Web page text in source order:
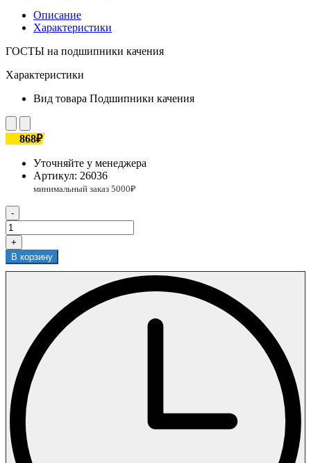
Описание
Характеристики
ГОСТЫ на подшипники качения
Характеристики
Вид товара Подшипники качения
868₽
Уточняйте у менеджера
Артикул: 26036
-
+
В корзину